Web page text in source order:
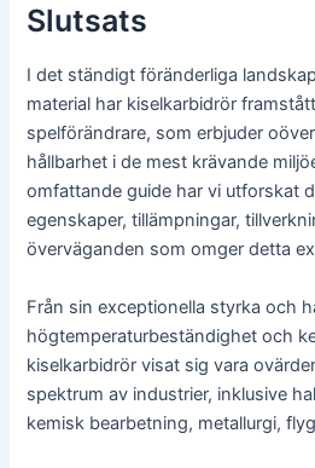
Slutsats
I det ständigt föränderliga
material har kiselkarbidrör
spelförändrare, som erbjuder
hållbarhet i de mest krävande
omfattande guide har vi utforskat
egenskaper, tillämpningar,
överväganden som omger detta
Från sin exceptionella styrka och
högtemperaturbeständighet och
kiselkarbidrör visat sig vara
spektrum av industrier, inklusive
kemisk bearbetning, metallurgi,